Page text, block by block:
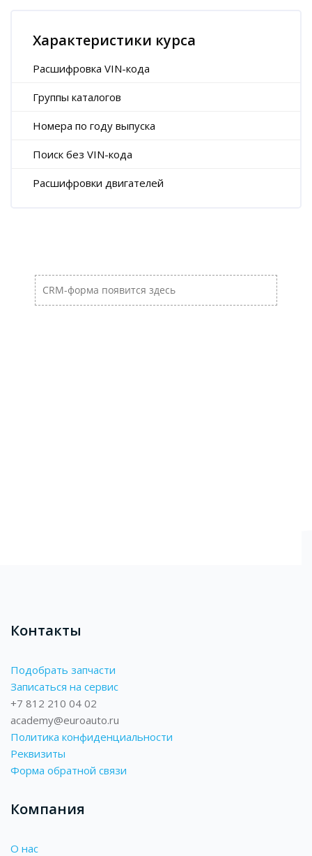
Характеристики курса
Расшифровка VIN-кода
Группы каталогов
Номера по году выпуска
Поиск без VIN-кода
Расшифровки двигателей
Контакты
Подобрать запчасти
Записаться на сервис
+7 812 210 04 02
academy@euroauto.ru
Политика конфиденциальности
Реквизиты
Форма обратной связи
Компания
О нас